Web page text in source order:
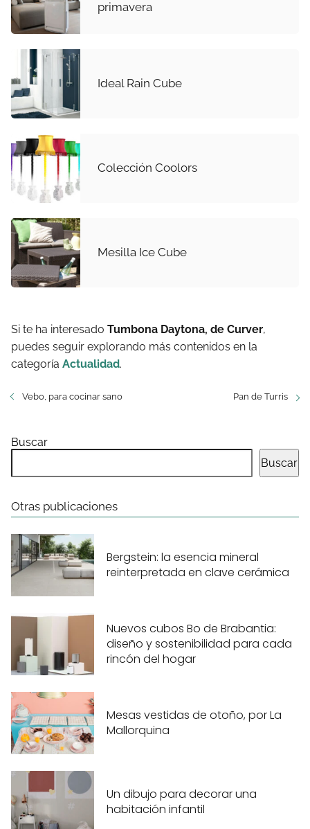
primavera
Ideal Rain Cube
Colección Coolors
Mesilla Ice Cube
Si te ha interesado Tumbona Daytona, de Curver,
puedes seguir explorando más contenidos en la
categoría Actualidad.
Vebo, para cocinar sano Pan de Turris
Buscar
Buscar
Otras publicaciones
Bergstein: la esencia mineral
reinterpretada en clave cerámica
Nuevos cubos Bo de Brabantia:
diseño y sostenibilidad para cada
rincón del hogar
Mesas vestidas de otoño, por La
Mallorquina
Un dibujo para decorar una
habitación infantil